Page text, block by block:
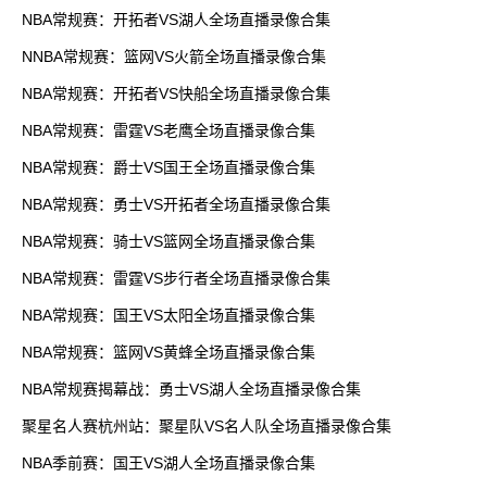
NBA常规赛：开拓者VS湖人全场直播录像合集
NNBA常规赛：篮网VS火箭全场直播录像合集
NBA常规赛：开拓者VS快船全场直播录像合集
NBA常规赛：雷霆VS老鹰全场直播录像合集
NBA常规赛：爵士VS国王全场直播录像合集
NBA常规赛：勇士VS开拓者全场直播录像合集
NBA常规赛：骑士VS篮网全场直播录像合集
NBA常规赛：雷霆VS步行者全场直播录像合集
NBA常规赛：国王VS太阳全场直播录像合集
NBA常规赛：篮网VS黄蜂全场直播录像合集
NBA常规赛揭幕战：勇士VS湖人全场直播录像合集
聚星名人赛杭州站：聚星队VS名人队全场直播录像合集
NBA季前赛：国王VS湖人全场直播录像合集